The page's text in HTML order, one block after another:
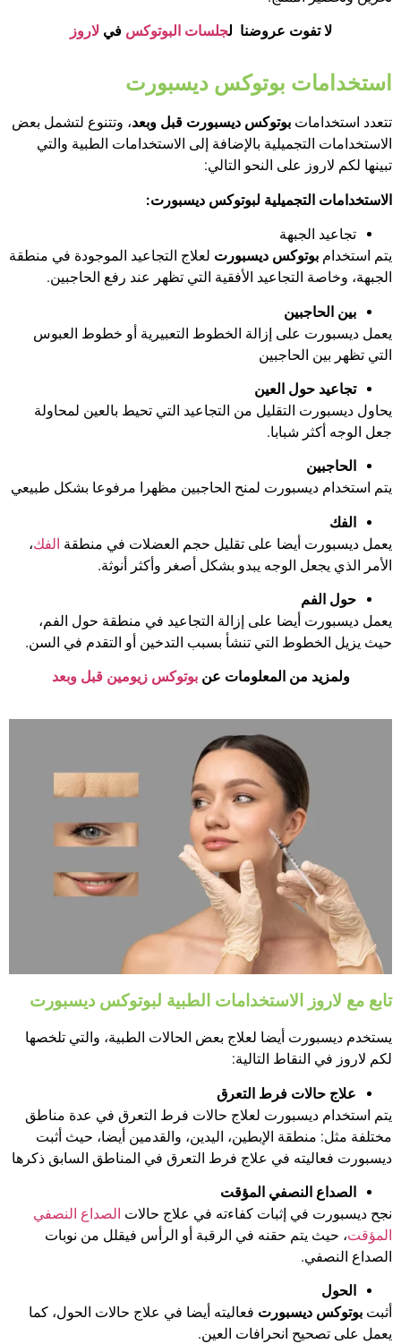
لا تفوت عروضنا لجلسات البوتوكس فيلاروز
استخدامات بوتوكس ديسبورت
تتعدد استخدامات بوتوكس ديسبورت قبل وبعد، وتتنوع لتشمل بعض
الاستخدامات التجميلية بالإضافة إلى الاستخدامات الطبية والتي
تبينها لكم لاروز على النحو التالي:
الاستخدامات التجميلية لبوتوكس ديسبورت:
تجاعيد الجبهة
يتم استخدام بوتوكس ديسبورت لعلاج التجاعيد الموجودة في منطقة
الجبهة، وخاصة التجاعيد الأفقية التي تظهر عند رفع الحاجبين.
بين الحاجبين
يعمل ديسبورت على إزالة الخطوط التعبيرية أو خطوط العبوس
التي تظهر بين الحاجبين
تجاعيد حول العين
يحاول ديسبورت التقليل من التجاعيد التي تحيط بالعين لمحاولة
جعل الوجه أكثر شبابا.
الحاجبين
يتم استخدام ديسبورت لمنح الحاجبين مظهرا مرفوعا بشكل طبيعي
الفك
يعمل ديسبورت أيضا على تقليل حجم العضلات في منطقة الفك،
الأمر الذي يجعل الوجه يبدو بشكل أصغر وأكثر أنوثة.
حول الفم
يعمل ديسبورت أيضا على إزالة التجاعيد في منطقة حول الفم،
حيث يزيل الخطوط التي تنشأ بسبب التدخين أو التقدم في السن.
ولمزيد من المعلومات عنبوتوكس زيومين قبل وبعد
تابع مع لاروز الاستخدامات الطبية لبوتوكس ديسبورت
يستخدم ديسبورت أيضا لعلاج بعض الحالات الطبية، والتي تلخصها
لكم لاروز في النقاط التالية:
علاج حالات فرط التعرق
يتم استخدام ديسبورت لعلاج حالات فرط التعرق في عدة مناطق
مختلفة مثل: منطقة الإبطين، اليدين، والقدمين أيضا، حيث أثبت
ديسبورت فعاليته في علاج فرط التعرق في المناطق السابق ذكرها
الصداع النصفي المؤقت
نجح ديسبورت في إثبات كفاءته في علاج حالات الصداع النصفي
المؤقت، حيث يتم حقنه في الرقبة أو الرأس فيقلل من نوبات
الصداع النصفي.
الحول
أثبت بوتوكس ديسبورت فعاليته أيضا في علاج حالات الحول، كما
يعمل على تصحيح انحرافات العين.